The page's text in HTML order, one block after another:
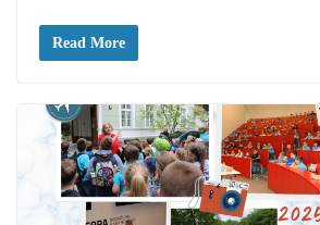
Read More